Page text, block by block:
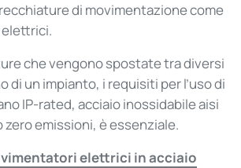
di movimentazione come
che vengono spostate tra diversi
di un impianto, i requisiti per l’uso di
IP-rated, acciaio inossidabile aisi
zero emissioni, èessenziale.
elettrici in acciaio